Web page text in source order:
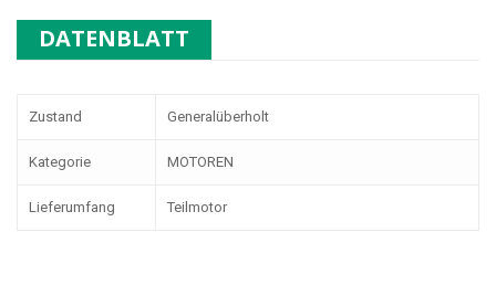
DATENBLATT
Zustand Generalüberholt
Kategorie MOTOREN
Lieferumfang Teilmotor